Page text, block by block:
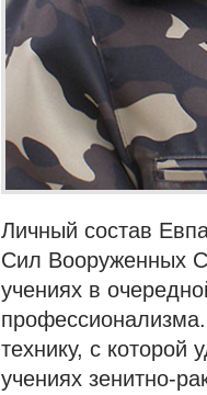
Личный состав
Cил Вооруженных
учениях в
технику, с которой
учениях зенитно-